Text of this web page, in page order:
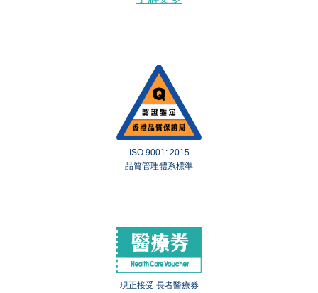
ISO 9001: 2015
品質管理體系標準
現正接受 長者醫療券